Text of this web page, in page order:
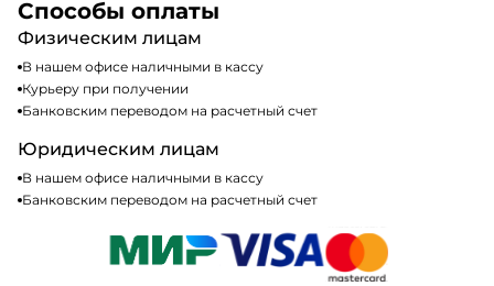
Способы оплаты
Физическим лицам
В нашем офисе наличными в кассу
Курьеру при получении
Банковским переводом на расчетный счет
Юридическим лицам
В нашем офисе наличными в кассу
Банковским переводом на расчетный счет